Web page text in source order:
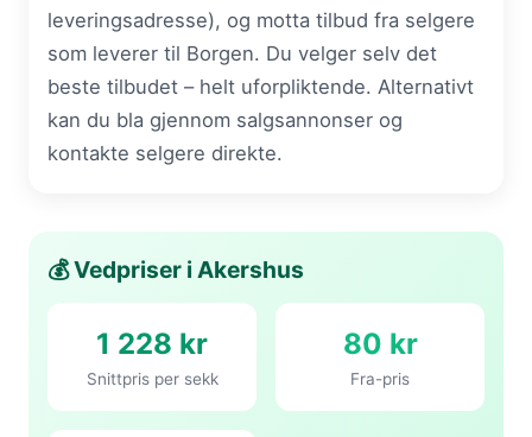
leveringsadresse), og motta tilbud fra selgere
som leverer til Borgen. Du velger selv det
beste tilbudet – helt uforpliktende. Alternativt
kan du bla gjennom salgsannonser og
kontakte selgere direkte.
💰 Vedpriser i Akershus
1 228 kr
Snittpris per sekk
80 kr
Fra-pris